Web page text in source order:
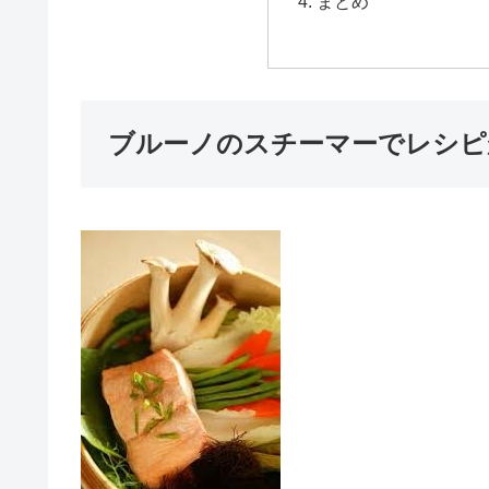
ブルーノのスチーマーでレシ